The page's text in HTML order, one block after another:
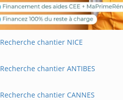
Recherche chantier NICE
Recherche chantier ANTIBES
Recherche chantier CANNES